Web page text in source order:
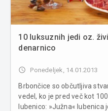
10 luksuznih jedi oz.
denarnico
access_time Ponedeljek, 14.01.2013
Brbončice so občutljiva
vedel, ko je pred več kot
lubenico: »Južna« lubenica